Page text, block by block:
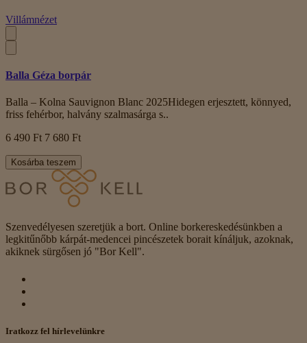
Villámnézet
Balla Géza borpár
Balla – Kolna Sauvignon Blanc 2025Hidegen erjesztett, könnyed,
friss fehérbor, halvány szalmasárga s..
6 490 Ft 7 680 Ft
Kosárba teszem
Szenvedélyesen szeretjük a bort. Online borkereskedésünkben a
legkitűnőbb kárpát-medencei pincészetek borait kínáljuk, azoknak,
akiknek sürgősen jó "Bor Kell".
Iratkozz fel hírlevelünkre